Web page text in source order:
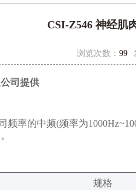
CSI-Z546 神经肌
浏览次数： 99
司提供
频率的中频(频率为
规格